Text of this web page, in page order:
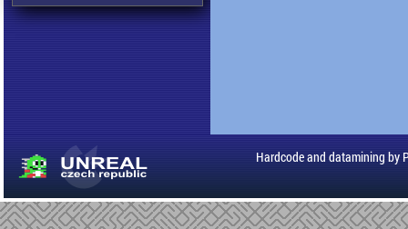
Hardcode and datamining by